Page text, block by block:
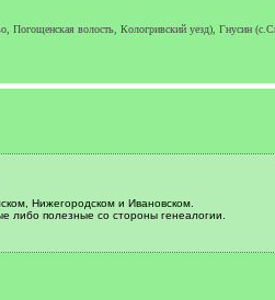
волость, Кологривский уезд), Гнусин
Нижегородском и Ивановском.
либо полезные со стороны генеалогии.